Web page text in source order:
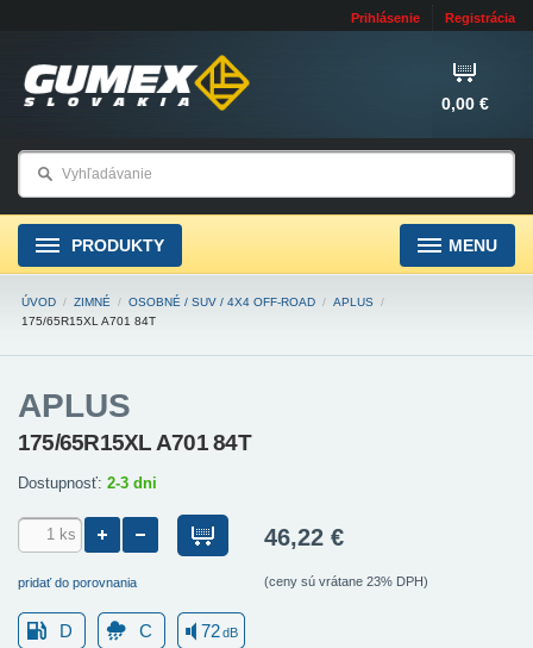
Prihlásenie Registrácia
0,00 €
PRODUKTY MENU
ÚVOD / ZIMNÉ / OSOBNÉ / SUV / 4X4 OFF-ROAD / APLUS /
175/65R15XL A701 84T
APLUS
175/65R15XL A701 84T
Dostupnosť: 2-3 dni
pridať do porovnania
46,22 €
(ceny sú vrátane 23% DPH)
D C 72dB